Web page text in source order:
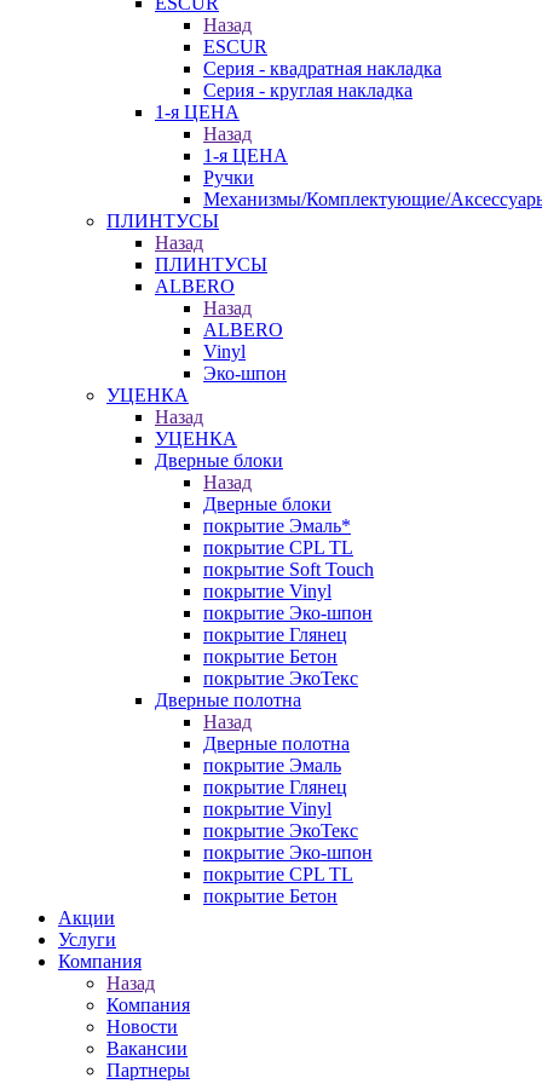
Назад
ESCUR
Серия - квадратная накладка
Серия - круглая накладка
1-я ЦЕНА
Назад
1-я ЦЕНА
Ручки
Механизмы/Комплектующие/
ПЛИНТУСЫ
Назад
ПЛИНТУСЫ
ALBERO
Назад
ALBERO
Vinyl
Эко-шпон
УЦЕНКА
Назад
УЦЕНКА
Дверные блоки
Назад
Дверные блоки
покрытие Эмаль*
покрытие CPL TL
покрытие Soft Touch
покрытие Vinyl
покрытие Эко-шпон
покрытие Глянец
покрытие Бетон
покрытие ЭкоТекс
Дверные полотна
Назад
Дверные полотна
покрытие Эмаль
покрытие Глянец
покрытие Vinyl
покрытие ЭкоТекс
покрытие Эко-шпон
покрытие CPL TL
покрытие Бетон
Акции
Услуги
Компания
Назад
Компания
Новости
Вакансии
Партнеры